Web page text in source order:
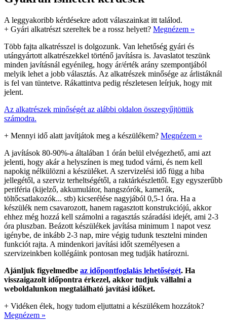
A leggyakoribb kérdésekre adott válaszainkat itt találod.
+ Gyári alkatrészt szereltek be a rossz helyett? Megnézem »
Több fajta alkatrésszel is dolgozunk. Van lehetőség gyári és
utángyártott alkatrészekkel történő javításra is. Javaslatot teszünk
minden javításnál egyénileg, hogy ár/érték arány szempontjából
melyik lehet a jobb választás. Az alkatrészek minősége az árlistáknál
is fel van tüntetve. Rákattintva pedig részletesen leírjuk, hogy mit
jelent.
Az alkatrészek minőségét az alábbi oldalon összegyűjtöttük
számodra.
+ Mennyi idő alatt javítjátok meg a készülékem? Megnézem »
A javítások 80-90%-a általában 1 órán belül elvégezhető, ami azt
jelenti, hogy akár a helyszínen is meg tudod várni, és nem kell
napokig nélkülözni a készüléket. A szervizelési idő függ a hiba
jellegétől, a szerviz terheltségétől, a raktárkészlettől. Egy egyszerűbb
periféria (kijelző, akkumulátor, hangszórók, kamerák,
töltőcsatlakozók... stb) kicserélése nagyjából 0,5-1 óra. Ha a
készülék nem csavarozott, hanem ragasztott konstrukciójú, akkor
ehhez még hozzá kell számolni a ragasztás száradási idejét, ami 2-3
óra pluszban. Beázott készülékek javítása minimum 1 napot vesz
igénybe, de inkább 2-3 nap, mire végig tudunk tesztelni minden
funkciót rajta. A mindenkori javítási időt személyesen a
szervizeinkben kollégáink pontosan meg tudják határozni.
Ajánljuk figyelmedbe az időpontfoglalás lehetőségét. Ha
visszaigazolt időpontra érkezel, akkor tudjuk vállalni a
weboldalunkon megtalálható javítási időket.
+ Vidéken élek, hogy tudom eljuttatni a készülékem hozzátok?
Megnézem »